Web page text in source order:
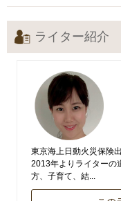
ライター紹介
東京海上日動火災保険
2013年よりライターの
方、子育て、結...